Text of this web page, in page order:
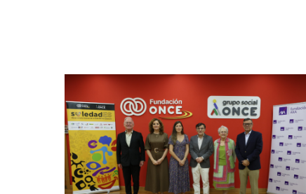
capacidades en un entorno adaptado a sus
necesidades. Una tradición que vertebra gran
parte de las relaciones sociales de los
pequeños, que esperan con ansia cada año
esa semana de convivir con sus amigos.